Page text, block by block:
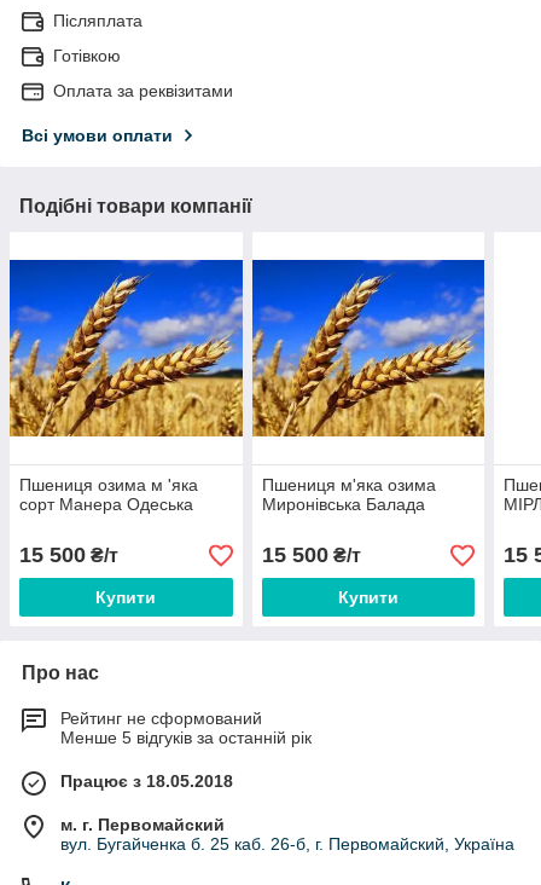
Післяплата
Готівкою
Оплата за реквізитами
Всі умови оплати
Подібні товари компанії
Пшениця озима м 'яка
сорт Манера Одеська
15 500 ₴/т
Купити
Пшениця м'яка озима
Миронівська Балада
15 500₴/т
Купити
15
Про нас
Рейтинг не сформований
Менше 5 відгуків за останній рік
Працює з 18.05.2018
м. г. Первомайский
вул. Бугайченка б. 25 каб. 26-б, г. Первомайский, Україна